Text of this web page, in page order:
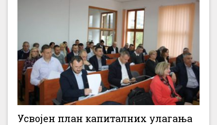
Усвојен план капиталних улагања